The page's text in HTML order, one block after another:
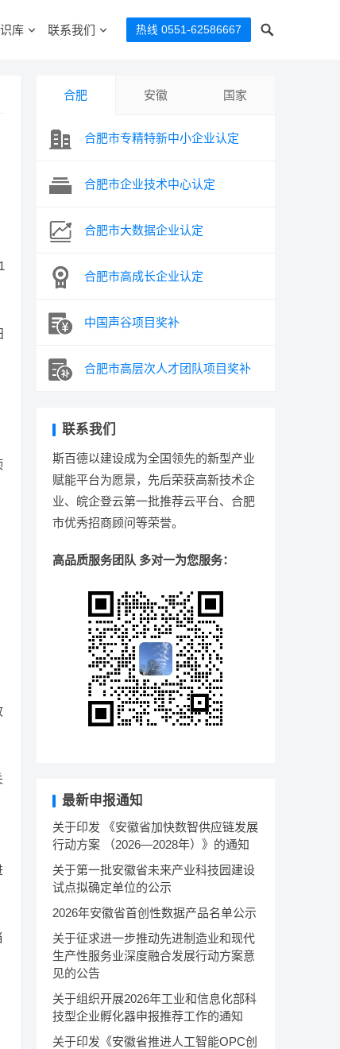
库 联系我们 热线 0551-62586667
合肥 安徽 国家
合肥市专精特新中小企业认定
合肥市企业技术中心认定
合肥市大数据企业认定
合肥市高成长企业认定
中国声谷项目奖补
合肥市高层次人才团队项目奖补
联系我们
斯百德以建设成为全国领先的新型产业
赋能平台为愿景，先后荣获高新技术企
业、皖企登云第一批推荐云平台、合肥
市优秀招商顾问等荣誉。
高品质服务团队 多对一为您服务：
最新申报通知
关于印发 《安徽省加快数智供应链发展
行动方案 （2026—2028年）》的通知
关于第一批安徽省未来产业科技园建设
试点拟确定单位的公示
2026年安徽省首创性数据产品名单公示
关于征求进一步推动先进制造业和现代
生产性服务业深度融合发展行动方案意
见的公告
关于组织开展2026年工业和信息化部科
技型企业孵化器申报推荐工作的通知
关于印发《安徽省推进人工智能OPC创